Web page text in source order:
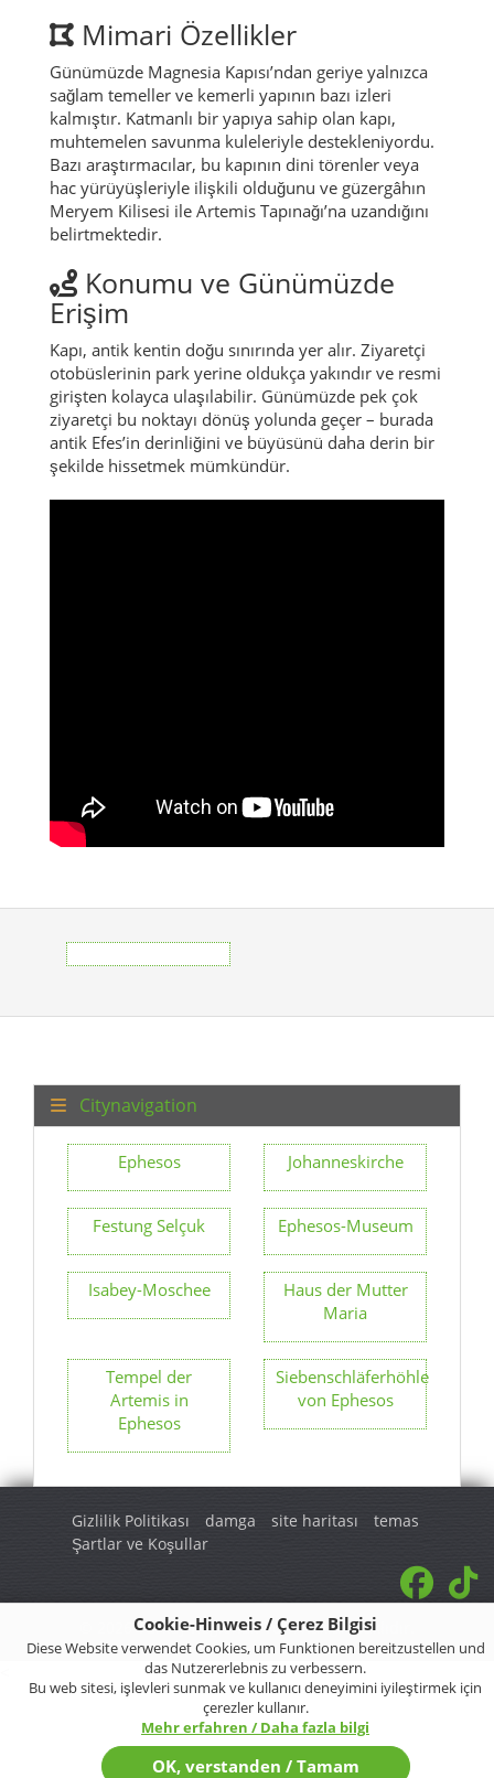
Cookie-Hinweis / Çerez Bilgisi
Diese Website verwendet Cookies, um Funktionen bereitzustellen und
das Nutzererlebnis zu verbessern.
Bu web sitesi, işlevleri sunmak ve kullanıcı deneyimini iyileştirmek için
çerezler kullanır.
Mehr erfahren / Daha fazla bilgi
OK, verstanden / Tamam
Mimari Özellikler
Günümüzde Magnesia Kapısı’ndan geriye yalnızca
sağlam temeller ve kemerli yapının bazı izleri
kalmıştır. Katmanlı bir yapıya sahip olan kapı,
muhtemelen savunma kuleleriyle destekleniyordu.
Bazı araştırmacılar, bu kapının dini törenler veya
hac yürüyüşleriyle ilişkili olduğunu ve güzergâhın
Meryem Kilisesi ile Artemis Tapınağı’na uzandığını
belirtmektedir.
Konumu ve Günümüzde
Erişim
Kapı, antik kentin doğu sınırında yer alır. Ziyaretçi
otobüslerinin park yerine oldukça yakındır ve resmi
girişten kolayca ulaşılabilir. Günümüzde pek çok
ziyaretçi bu noktayı dönüş yolunda geçer – burada
antik Efes’in derinliğini ve büyüsünü daha derin bir
şekilde hissetmek mümkündür.
Citynavigation
Ephesos Johanneskirche
Festung Selçuk Ephesos-Museum
Isabey-Moschee
Haus der Mutter
Maria
Tempel der
Artemis in
Ephesos
Siebenschläferhöhle
von Ephesos
Gizlilik Politikası damga site haritası
temas
Şartlar ve Koşullar
© 2026 Turkey Regional. Tüm hakları saklıdır.